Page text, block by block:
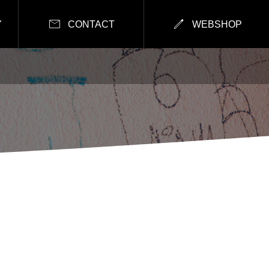
 CONTACT  WEBSHOP